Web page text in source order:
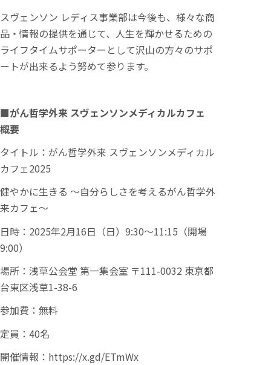
スヴェンソン レディス事業部は今後も、様々な商
品・情報の提供を通じて、人生を輝かせるための
ライフタイムサポーターとして沢山の方々のサポ
ートが出来るよう努めて参ります。
■がん哲学外来 スヴェンソンメディカルカフェ
概要
タイトル：がん哲学外来 スヴェンソンメディカル
カフェ2025
健やかに生きる ～自分らしさを考えるがん哲学外
来カフェ～
日時：2025年2月16日（日）9:30～11:15（開場
9:00）
場所：浅草公会堂 第一集会室 〒111-0032 東京都
台東区浅草1-38-6
参加費：無料
定員：40名
開催情報： https://x.gd/ETmWx